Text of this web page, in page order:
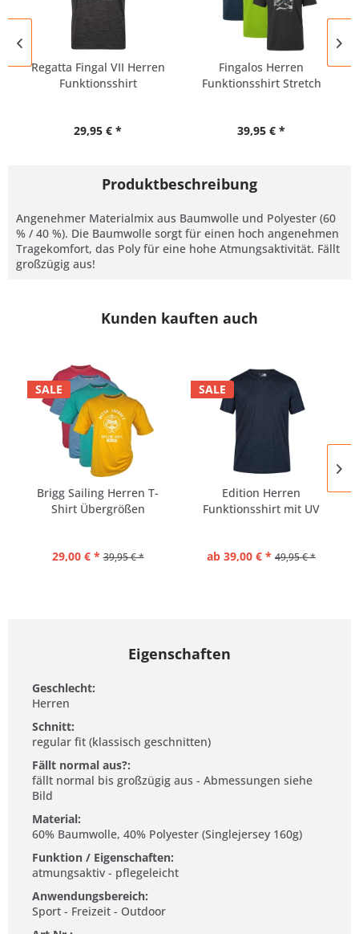
Regatta Fingal VII Herren
Funktionsshirt
29,95 € *
Fingalos Herren
Funktionsshirt Stretch
39,95 € *
Produktbeschreibung
Angenehmer Materialmix aus Baumwolle und Polyester (60
% / 40 %). Die Baumwolle sorgt für einen hoch angenehmen
Tragekomfort, das Poly für eine hohe Atmungsaktivität. Fällt
großzügig aus!
Kunden kauften auch
SALE
Brigg Sailing Herren T-
Shirt Übergrößen
29,00 € * 39,95 € *
SALE
Edition Herren
Funktionsshirt mit UV
ab 39,00 € * 49,95 € *
Eigenschaften
Geschlecht:
Herren
Schnitt:
regular fit (klassisch geschnitten)
Fällt normal aus?:
fällt normal bis großzügig aus - Abmessungen siehe
Bild
Material:
60% Baumwolle, 40% Polyester (Singlejersey 160g)
Funktion / Eigenschaften:
atmungsaktiv - pflegeleicht
Anwendungsbereich:
Sport - Freizeit - Outdoor